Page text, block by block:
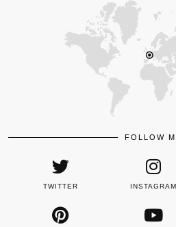
FOLLOW
TWITTER INSTAGRAM